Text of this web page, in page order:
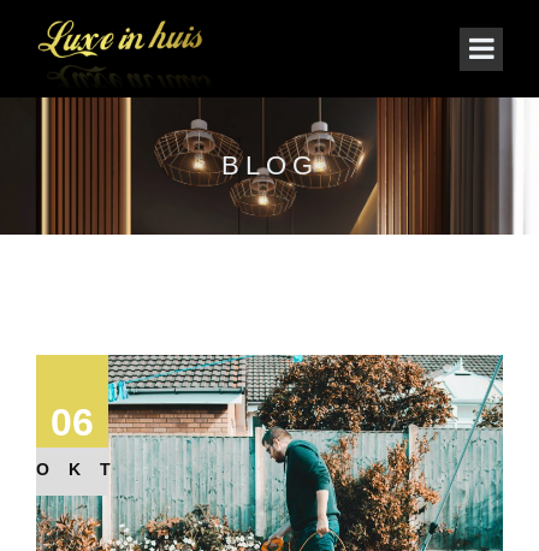
BLOG
06
OKT